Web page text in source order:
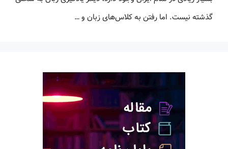
گذشته نیست. اما رفتن به کلاس‌های زبان و …